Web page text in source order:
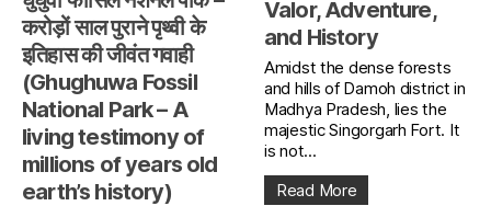
करोड़ों साल पुराने पृथ्वी के
इतिहास की जीवंत गवाही
(Ghughuwa Fossil
National Park – A
living testimony of
millions of years old
earth’s history)
Valor, Adventure,
and History
Amidst the dense forests
and hills of Damoh district in
Madhya Pradesh, lies the
majestic Singorgarh Fort. It
is not...
Read More